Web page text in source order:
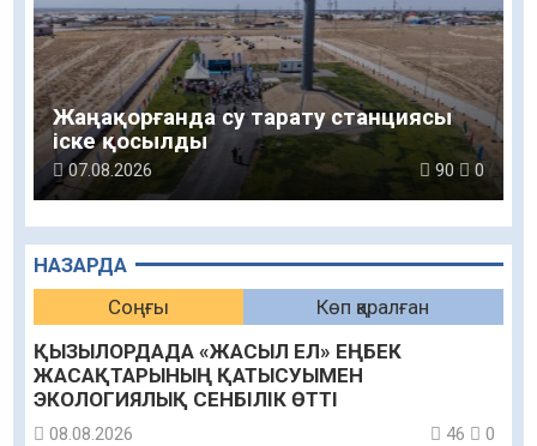
НАЗАРДА
Соңғы
Көп қаралған
ҚЫЗЫЛОРДАДА «ЖАСЫЛ ЕЛ» ЕҢБЕК
ЖАСАҚТАРЫНЫҢ ҚАТЫСУЫМЕН
ЭКОЛОГИЯЛЫҚ СЕНБІЛІК ӨТТІ
08.08.2026 46 0
Жаңақорғанда су тарату станциясы
іске қосылды
07.08.2026 90 0